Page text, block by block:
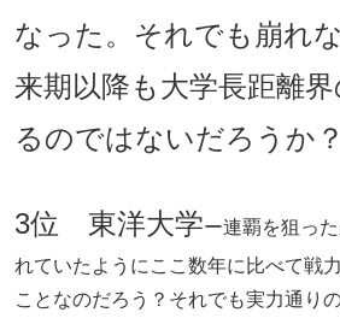
なった。それでも崩れ
来期以降も大学長距離
るのではないだろうか？
3位 東洋大学ー連覇を狙っ
れていたようにここ数年に比べて戦
ことなのだろう？それでも実力通り